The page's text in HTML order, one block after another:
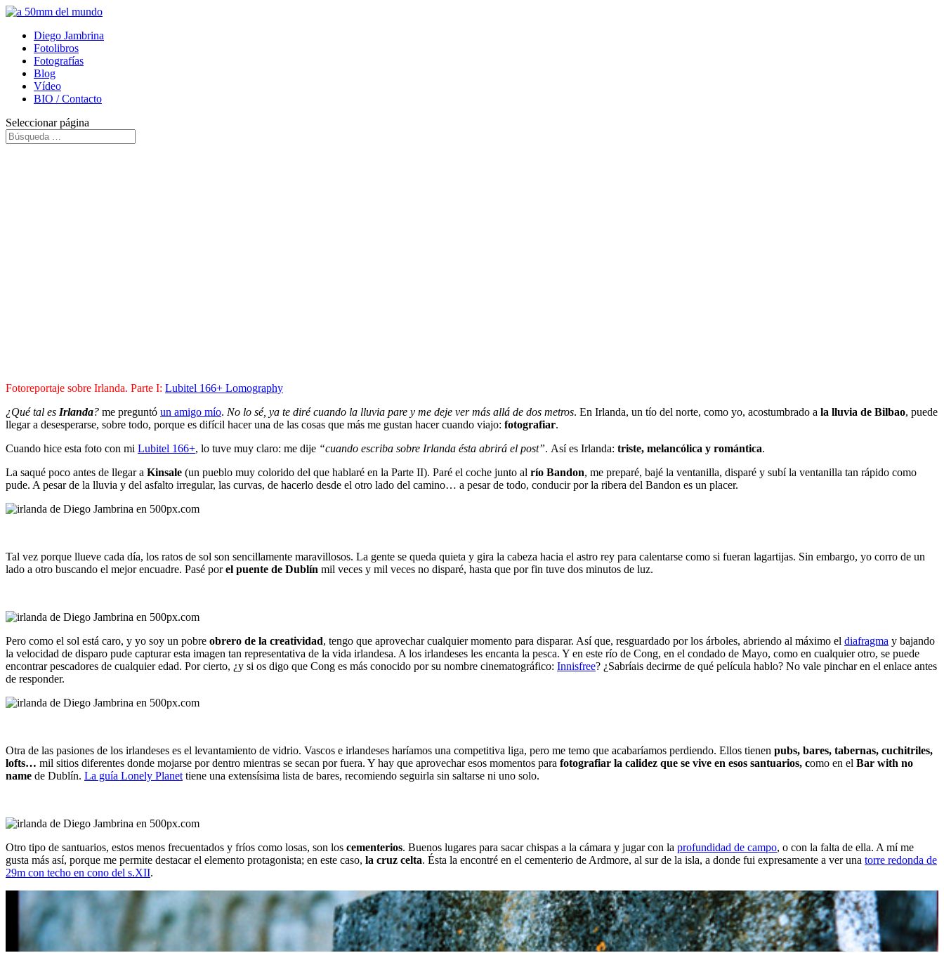
Diego Jambrina
Fotolibros
Fotografías
Blog
Vídeo
BIO / Contacto
Seleccionar página
Fotoreportaje sobre Irlanda. Parte I: Lubitel 166+ Lomography
¿Qué tal es Irlanda? me preguntó un amigo mío. No lo sé, ya te diré cuando la lluvia pare y me deje ver más allá de dos metros. En Irlanda, un tío del norte, como yo, acostumbrado a la lluvia de Bilbao, puede
llegar a desesperarse, sobre todo, porque es difícil hacer una de las cosas que más me gustan hacer cuando viajo: fotografiar.
Cuando hice esta foto con mi Lubitel 166+, lo tuve muy claro: me dije “cuando escriba sobre Irlanda ésta abrirá el post”. Así es Irlanda: triste, melancólica y romántica.
La saqué poco antes de llegar a Kinsale (un pueblo muy colorido del que hablaré en la Parte II). Paré el coche junto al río Bandon, me preparé, bajé la ventanilla, disparé y subí la ventanilla tan rápido como
pude. A pesar de la lluvia y del asfalto irregular, las curvas, de hacerlo desde el otro lado del camino… a pesar de todo, conducir por la ribera del Bandon es un placer.
Tal vez porque llueve cada día, los ratos de sol son sencillamente maravillosos. La gente se queda quieta y gira la cabeza hacia el astro rey para calentarse como si fueran lagartijas. Sin embargo, yo corro de un
lado a otro buscando el mejor encuadre. Pasé porel puente de Dublín mil veces y mil veces no disparé, hasta que por fin tuve dos minutos de luz.
Pero como el sol está caro, y yo soy un pobre obrero de la creatividad, tengo que aprovechar cualquier momento para disparar. Así que, resguardado por los árboles, abriendo al máximo el diafragma y bajando
la velocidad de disparo pude capturar esta imagen tan representativa de la vida irlandesa. A los irlandeses les encanta la pesca. Y en este río de Cong, en el condado de Mayo, como en cualquier otro, se puede
encontrar pescadores de cualquier edad. Por cierto, ¿y si os digo que Cong es más conocido por su nombre cinematográfico: Innisfree? ¿Sabríais decirme de qué película hablo? No vale pinchar en el enlace antes
de responder.
Otra de las pasiones de los irlandeses es el levantamiento de vidrio. Vascos e irlandeses haríamos una competitiva liga, pero me temo que acabaríamos perdiendo. Ellos tienen pubs, bares, tabernas, cuchitriles,
lofts… mil sitios diferentes donde mojarse por dentro mientras se secan por fuera. Y hay que aprovechar esos momentos para fotografiar la calidez que se vive en esos santuarios, como en el Bar with no
name de Dublín. La guía Lonely Planet tiene una extensísima lista de bares, recomiendo seguirla sin saltarse ni uno solo.
Otro tipo de santuarios, estos menos frecuentados y fríos como losas, son los cementerios. Buenos lugares para sacar chispas a la cámara y jugar con la profundidad de campo, o con la falta de ella. A mí me
gusta más así, porque me permite destacar el elemento protagonista; en este caso, la cruz celta. Ésta la encontré en el cementerio de Ardmore, al sur de la isla, a donde fui expresamente a ver una torre redonda de
29m con techo en cono del s.XII.